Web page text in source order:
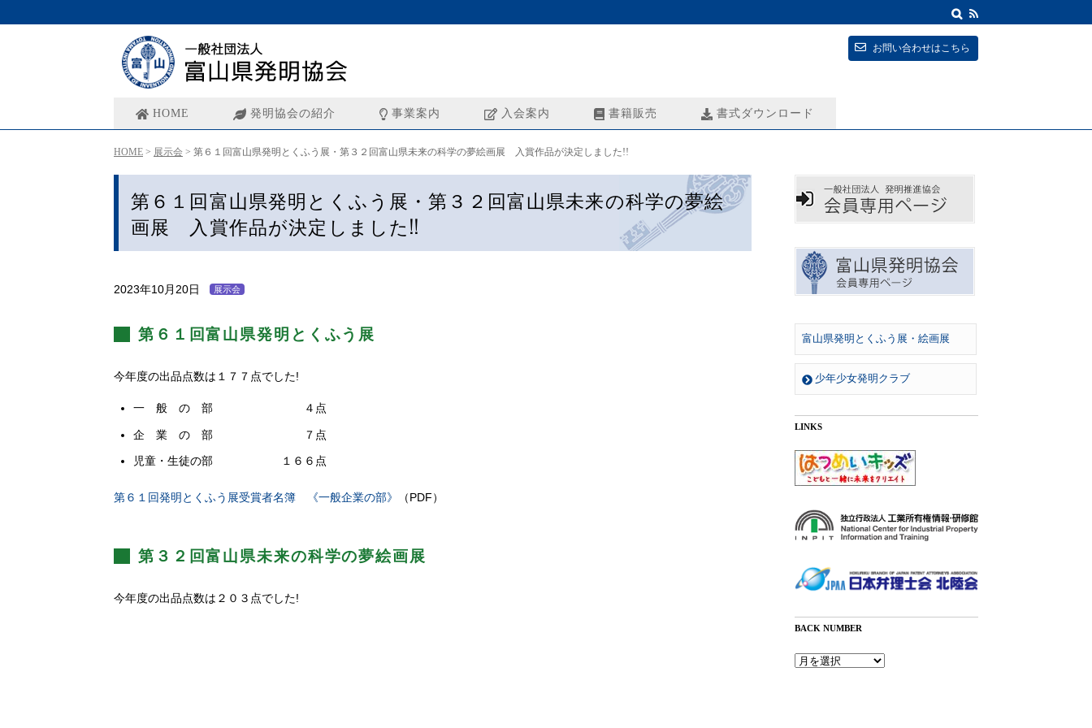
HOME 発明協会の紹介 事業案内 入会案内 書籍販売 書式ダウンロード
お問い合わせはこちら
HOME > 展示会 > 第６１回富山県発明とくふう展・第３２回富山県未来の科学の夢絵画展 入賞作品が決定しました!!
第６１回富山県発明とくふう展・第３２回富山県未来の科学の夢絵
画展 入賞作品が決定しました!!
2023年10月20日 展示会
第６１回富山県発明とくふう展
今年度の出品点数は１７７点でした!
一 般 の 部 ４点
企 業 の 部 ７点
児童・生徒の部 １６６点
第６１回発明とくふう展受賞者名簿 《一般企業の部》 （PDF）
第３２回富山県未来の科学の夢絵画展
今年度の出品点数は２０３点でした!
富山県発明とくふう展・絵画展
少年少女発明クラブ
LINKS
BACK NUMBER
Back